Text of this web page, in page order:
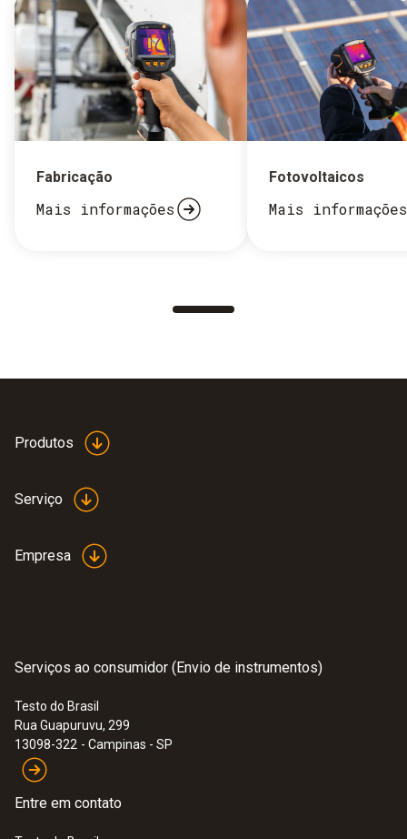
Fabricação
Mais informações
Fotovoltaicos
Mais informações
Produtos
Serviço
Empresa
Serviços ao consumidor (Envio de instrumentos)
Testo do Brasil
Rua Guapuruvu, 299
13098-322 - Campinas - SP
Entre em contato